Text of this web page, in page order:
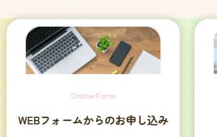
Visit
直接来校してお申し込み